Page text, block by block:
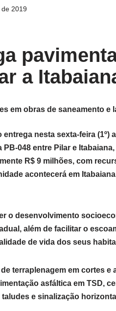
2019
a
nesta sexta-feira
048 entre Pilar e
R$ 9 milhões, com
acontecerá em
o desenvolvimento
além de facilitar o
de vida dos seus
terraplenagem em cortes
asfáltica em TSD,
e sinalização